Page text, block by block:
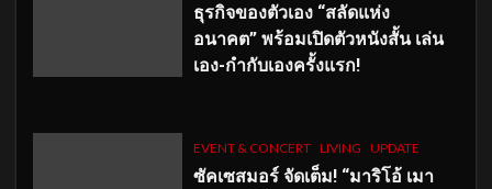
ธุรกิจของตัวเอง “สลัดแห่ง
อนาคต” พร้อมเปิดตัวหนังสั้น เล่น
เอง-กำกับเองครั้งแรก!
EVENT & CONCERT LIVING UPDATE
ซัคเซสมอร์ จัดเต็ม! “มาริโอ้ เมา